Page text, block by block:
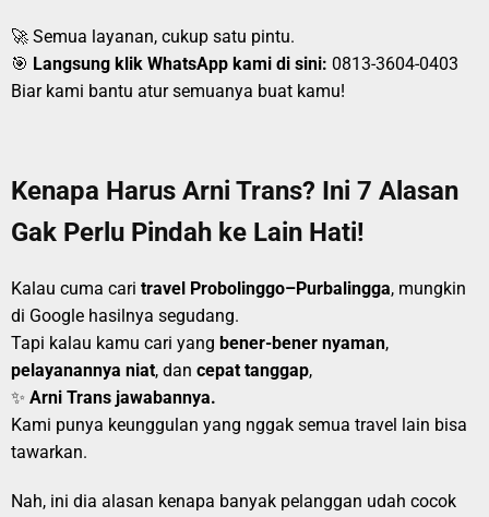
🚀 Semua layanan, cukup satu pintu.
🎯 Langsung klik WhatsApp kami di sini: 0813-3604-0403
Biar kami bantu atur semuanya buat kamu!
Kenapa Harus Arni Trans? Ini 7 Alasan
Gak Perlu Pindah ke Lain Hati!
Kalau cuma cari travel Probolinggo–Purbalingga, mungkin
di Google hasilnya segudang.
Tapi kalau kamu cari yang bener-bener nyaman,
pelayanannya niat, dan cepat tanggap,
✨ Arni Trans jawabannya.
Kami punya keunggulan yang nggak semua travel lain bisa
tawarkan.
Nah, ini dia alasan kenapa banyak pelanggan udah cocok